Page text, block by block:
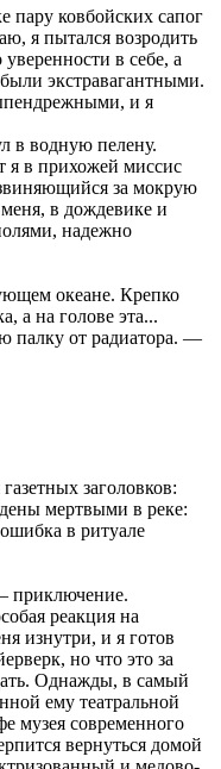
пару ковбойских сапог
я пытался возродить
в себе, а
экстравагантными.
и я
в водную пелену.
в прихожей миссис
за мокрую
в дождевике и
надежно
океане. Крепко
а на голове эта...
палку от радиатора. —
заголовков:
мертвыми в реке:
в ритуале
приключение.
реакция на
изнутри, и я готов
но что это за
Однажды, в самый
ему театральной
музея современного
вернуться домой